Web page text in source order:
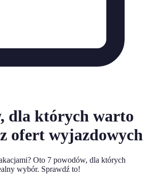
dla których warto
ofert wyjazdowych
Oto 7 powodów, dla których
wybór. Sprawdź to!